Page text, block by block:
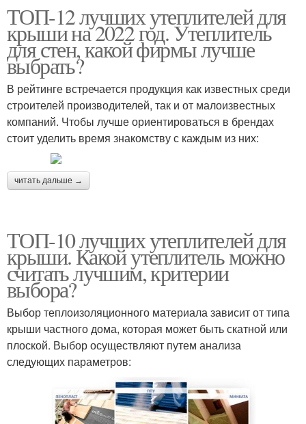
ТОП-12 лучших утеплителей для
крыши на 2022 год. Утеплитель
для стен, какой фирмы лучше
выбрать?
В рейтинге встречается продукция как известных среди
строителей производителей, так и от малоизвестных
компаний. Чтобы лучше ориентироваться в брендах
стоит уделить время знакомству с каждым из них:
читать дальше →
ТОП-10 лучших утеплителей для
крыши. Какой утеплитель можно
считать лучшим, критерии
выбора?
Выбор теплоизоляционного материала зависит от типа
крыши частного дома, которая может быть скатной или
плоской. Выбор осуществляют путем анализа
следующих параметров: